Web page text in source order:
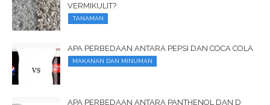
VERMIKULIT?
TANAMAN
APA PERBEDAAN ANTARA PEPSI DAN COCA COLA
MAKANAN DAN MINUMAN
APA PERBEDAAN ANTARA PANTHENOL DAN D